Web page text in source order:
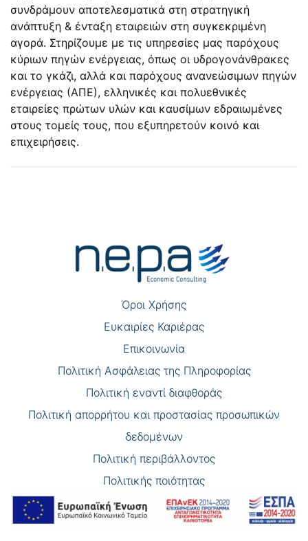
συνδράμουν αποτελεσματικά στη στρατηγική
ανάπτυξη & ένταξη εταιρειών στη συγκεκριμένη
αγορά. Στηρίζουμε με τις υπηρεσίες μας παρόχους
κύριων πηγών ενέργειας, όπως οι υδρογονάνθρακες
και το γκάζι, αλλά και παρόχους ανανεώσιμων πηγών
ενέργειας (ΑΠΕ), ελληνικές και πολυεθνικές
εταιρείες πρώτων υλών και καυσίμων εδραιωμένες
στους τομείς τους, που εξυπηρετούν κοινό και
επιχειρήσεις.
άρθρων
Όροι Χρήσης
Eυκαιρίες Καριέρας
Επικοινωνία
Πολιτική Ασφάλειας της Πληροφορίας
Πολιτική εναντί διαφθοράς
Πολιτική απορρήτου και προστασίας προσωπικών
δεδομένων
Πολιτική περιβάλλοντος
Πολιτικής ποιότητας